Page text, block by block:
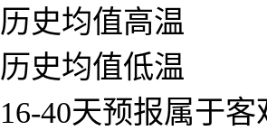
历史均值高温
历史均值低温
16-40天预报属于